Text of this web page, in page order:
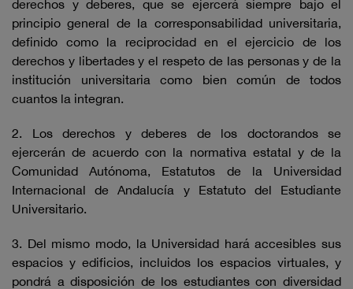
derechos y deberes, que se ejercerá siempre bajo el
principio general de la corresponsabilidad universitaria,
definido como la reciprocidad en el ejercicio de los
derechos y libertades y el respeto de las personas y de la
institución universitaria como bien común de todos
cuantos la integran.
2. Los derechos y deberes de los doctorandos se
ejercerán de acuerdo con la normativa estatal y de la
Comunidad Autónoma, Estatutos de la Universidad
Internacional de Andalucía y Estatuto del Estudiante
Universitario.
3. Del mismo modo, la Universidad hará accesibles sus
espacios y edificios, incluidos los espacios virtuales, y
pondrá a disposición de los estudiantes con diversidad